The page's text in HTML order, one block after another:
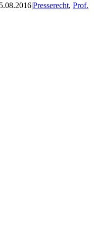
|Presserecht, Prof.